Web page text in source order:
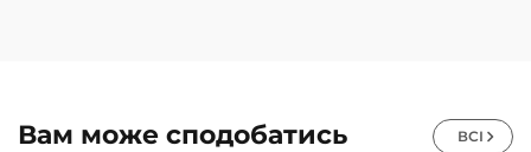
Вам може сподобатись ВСІ